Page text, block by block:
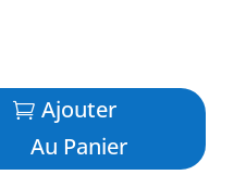
: h 55mm x 16mm de
Ajouter
Au Panier